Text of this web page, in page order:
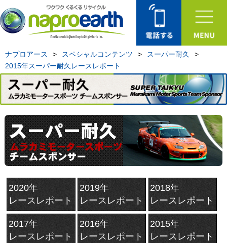
ナプロアース > スペシャルコンテンツ > スーパー耐久
>
2015年スーパー耐久レースレポート
2020年
レースレポート
2019年
レースレポート
2018年
レースレポート
2017年
レースレポート
2016年
レースレポート
2015年
レースレポート